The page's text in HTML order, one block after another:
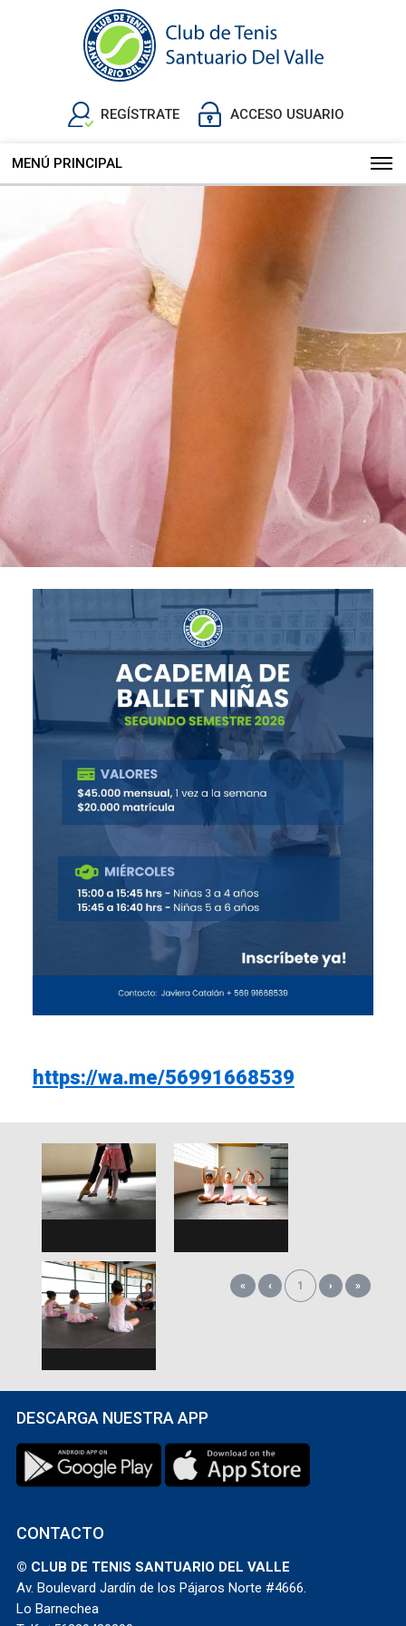
REGÍSTRATE ACCESO USUARIO
MENÚ PRINCIPAL
https://wa.me/56991668539
« ‹ 1 › »
DESCARGA NUESTRA APP
CONTACTO
© CLUB DE TENIS SANTUARIO DEL VALLE
Av. Boulevard Jardín de los Pájaros Norte #4666.
Lo Barnechea